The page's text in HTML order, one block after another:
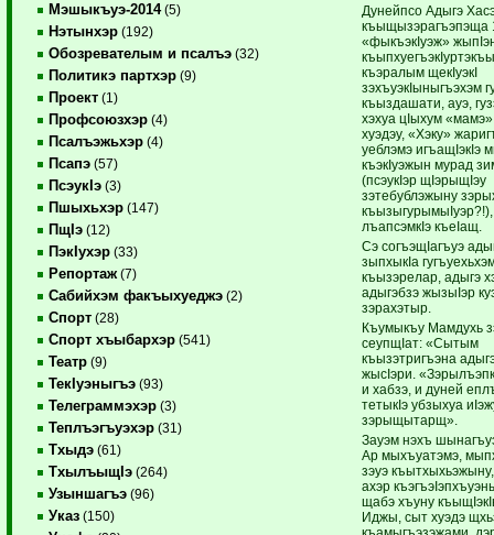
Мэшыкъуэ-2014(5)
Нэтынхэр (192)
Обозревателым и псалъэ (32)
Политикэ партхэр (9)
Проект (1)
Профсоюзхэр (4)
Псалъэжьхэр (4)
Псапэ (57)
ПсэукIэ (3)
Пшыхьхэр (147)
ПщIэ (12)
ПэкIухэр (33)
Репортаж (7)
Сабийхэм факъыхуеджэ (2)
Спорт (28)
Спорт хъыбархэр (541)
Театр (9)
ТекIуэныгъэ (93)
Телеграммэхэр (3)
Теплъэгъуэхэр (31)
Тхыдэ (61)
ТхылъыщIэ (264)
Узыншагъэ (96)
Указ (150)
Дунейпсо Адыгэ
къыщызэрагъэпэща
«фыкъэкIуэж»
къэралым щекIуэкI
зэхъуэкIыныгъэхэм
къыздашати, ауэ,
хэхуа цIыхум
хуэдэу, «Хэку»
уеблэмэ игъащIэкIэ
къэкIуэжын мурад
(псэукIэр щIэрыщIэу
зэтебублэжыну
лъапсэмкIэ къеIащ.
Сэ согъэщIагъуэ
зыпхыкIа
къызэрелар, адыгэ
адыгэбзэ жызыIэр
зэрахэтыр.
Къумыкъу Мамдухь
сеупщIат: «Сытым
къызэтригъэна
жысIэри.
и хабзэ, и дуней
тетыкIэ убзыхуа
зэрыщытарщ».
Зауэм нэхъ
Ар мыхъуатэмэ,
зэуэ
ахэр
щабэ хъуну
Иджы, сыт хуэдэ